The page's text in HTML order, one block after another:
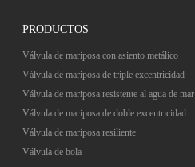
PRODUCTOS
Válvula de mariposa con asiento metálico
Válvula de mariposa de triple excentricidad
Válvula de mariposa resistente al agua de mar
Válvula de mariposa de doble excentricidad
Válvula de mariposa resiliente
Válvula de bola